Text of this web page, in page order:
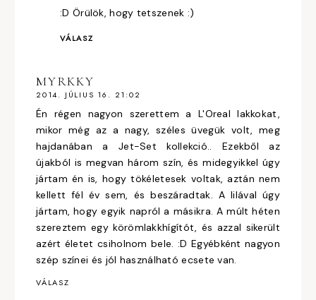
:D Örülök, hogy tetszenek :)
VÁLASZ
MYRKKY
2014. JÚLIUS 16. 21:02
Én régen nagyon szerettem a L'Oreal lakkokat,
mikor még az a nagy, széles üvegük volt, meg
hajdanában a Jet-Set kollekció.. Ezekből az
újakból is megvan három szín, és midegyikkel úgy
jártam én is, hogy tökéletesek voltak, aztán nem
kellett fél év sem, és beszáradtak. A lilával úgy
jártam, hogy egyik napról a másikra. A múlt héten
szereztem egy körömlakkhígítót, és azzal sikerült
azért életet csiholnom bele. :D Egyébként nagyon
szép színei és jól használható ecsete van.
VÁLASZ